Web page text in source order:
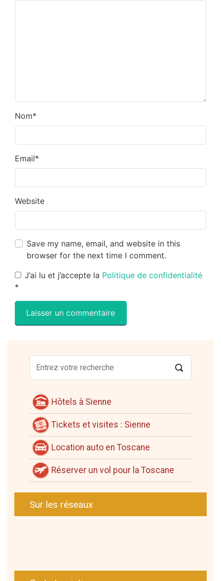
Nom*
Email*
Website
Save my name, email, and website in this
browser for the next time I comment.
J’ai lu et j’accepte la Politique de confidentialité
*
Hôtels à Sienne
Tickets et visites : Sienne
Location auto en Toscane
Réserver un vol pour la Toscane
Sur les réseaux